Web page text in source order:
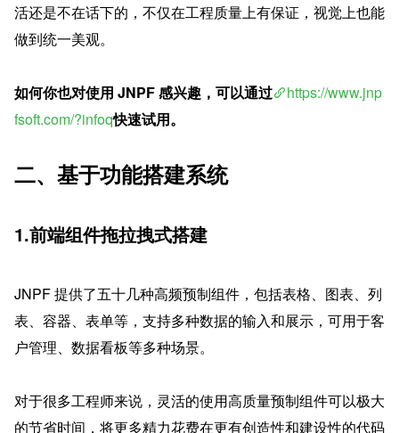
活还是不在话下的，不仅在工程质量上有保证，视觉上也能
做到统一美观。
如何你也对使用 JNPF 感兴趣，可以通过
https://www.jnp
fsoft.com/?infoq快速试用。
二、基于功能搭建系统
1.前端组件拖拉拽式搭建
JNPF 提供了五十几种高频预制组件，包括表格、图表、列
表、容器、表单等，支持多种数据的输入和展示，可用于客
户管理、数据看板等多种场景。
对于很多工程师来说，灵活的使用高质量预制组件可以极大
的节省时间，将更多精力花费在更有创造性和建设性的代码